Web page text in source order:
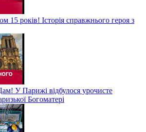
15 років! Історія справжнього героя з
У Парижі відбулося урочисте
Богоматері